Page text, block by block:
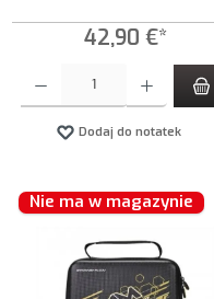
42,90 €*
Dodaj do notatek
Nie ma w magazynie